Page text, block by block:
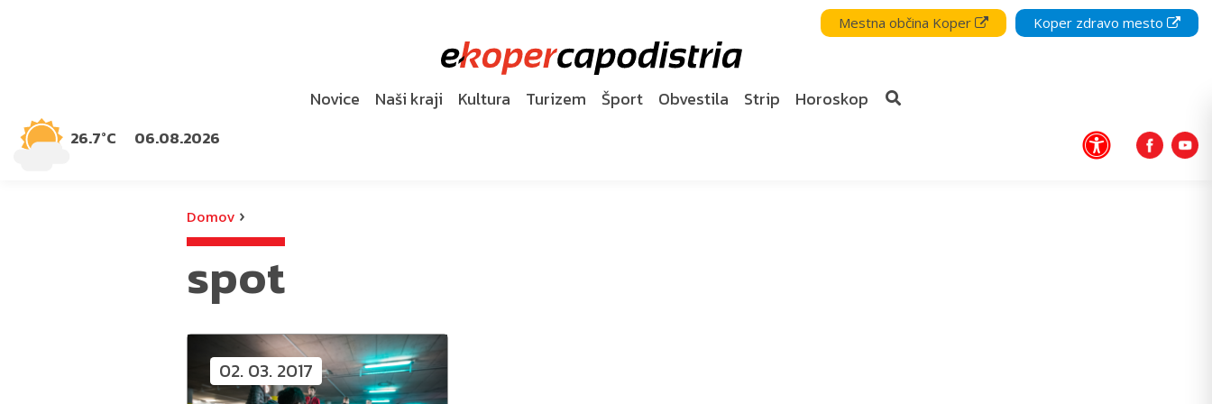
Mestna občina Koper Koper zdravo mesto
26.7°C 06.08.2026
Novice Naši kraji Kultura Turizem Šport Obvestila Strip Horoskop
Domov ›
spot
02. 03. 2017